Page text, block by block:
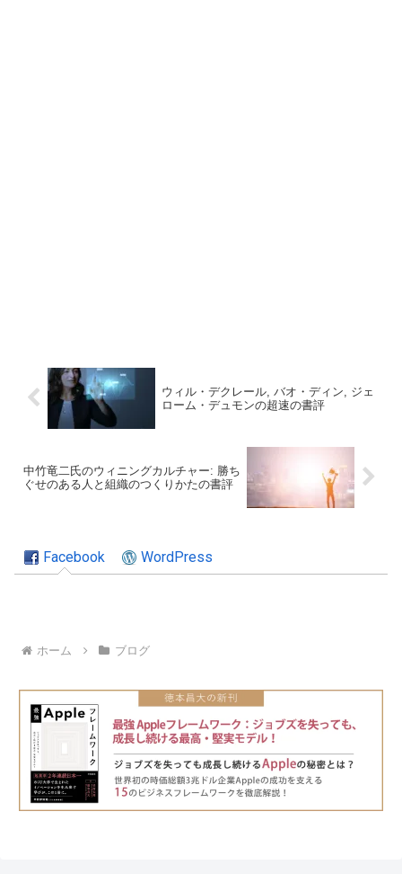
ウィル・デクレール, バオ・ディン, ジェ
ローム・デュモンの超速の書評
中竹竜二氏のウィニングカルチャー: 勝ち
ぐせのある人と組織のつくりかたの書評
Facebook WordPress
ホーム ブログ